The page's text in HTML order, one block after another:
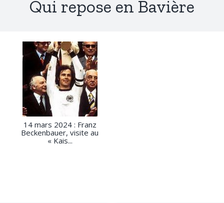
Qui repose en Bavière
14 mars 2024 : Franz
Beckenbauer, visite au
« Kais...